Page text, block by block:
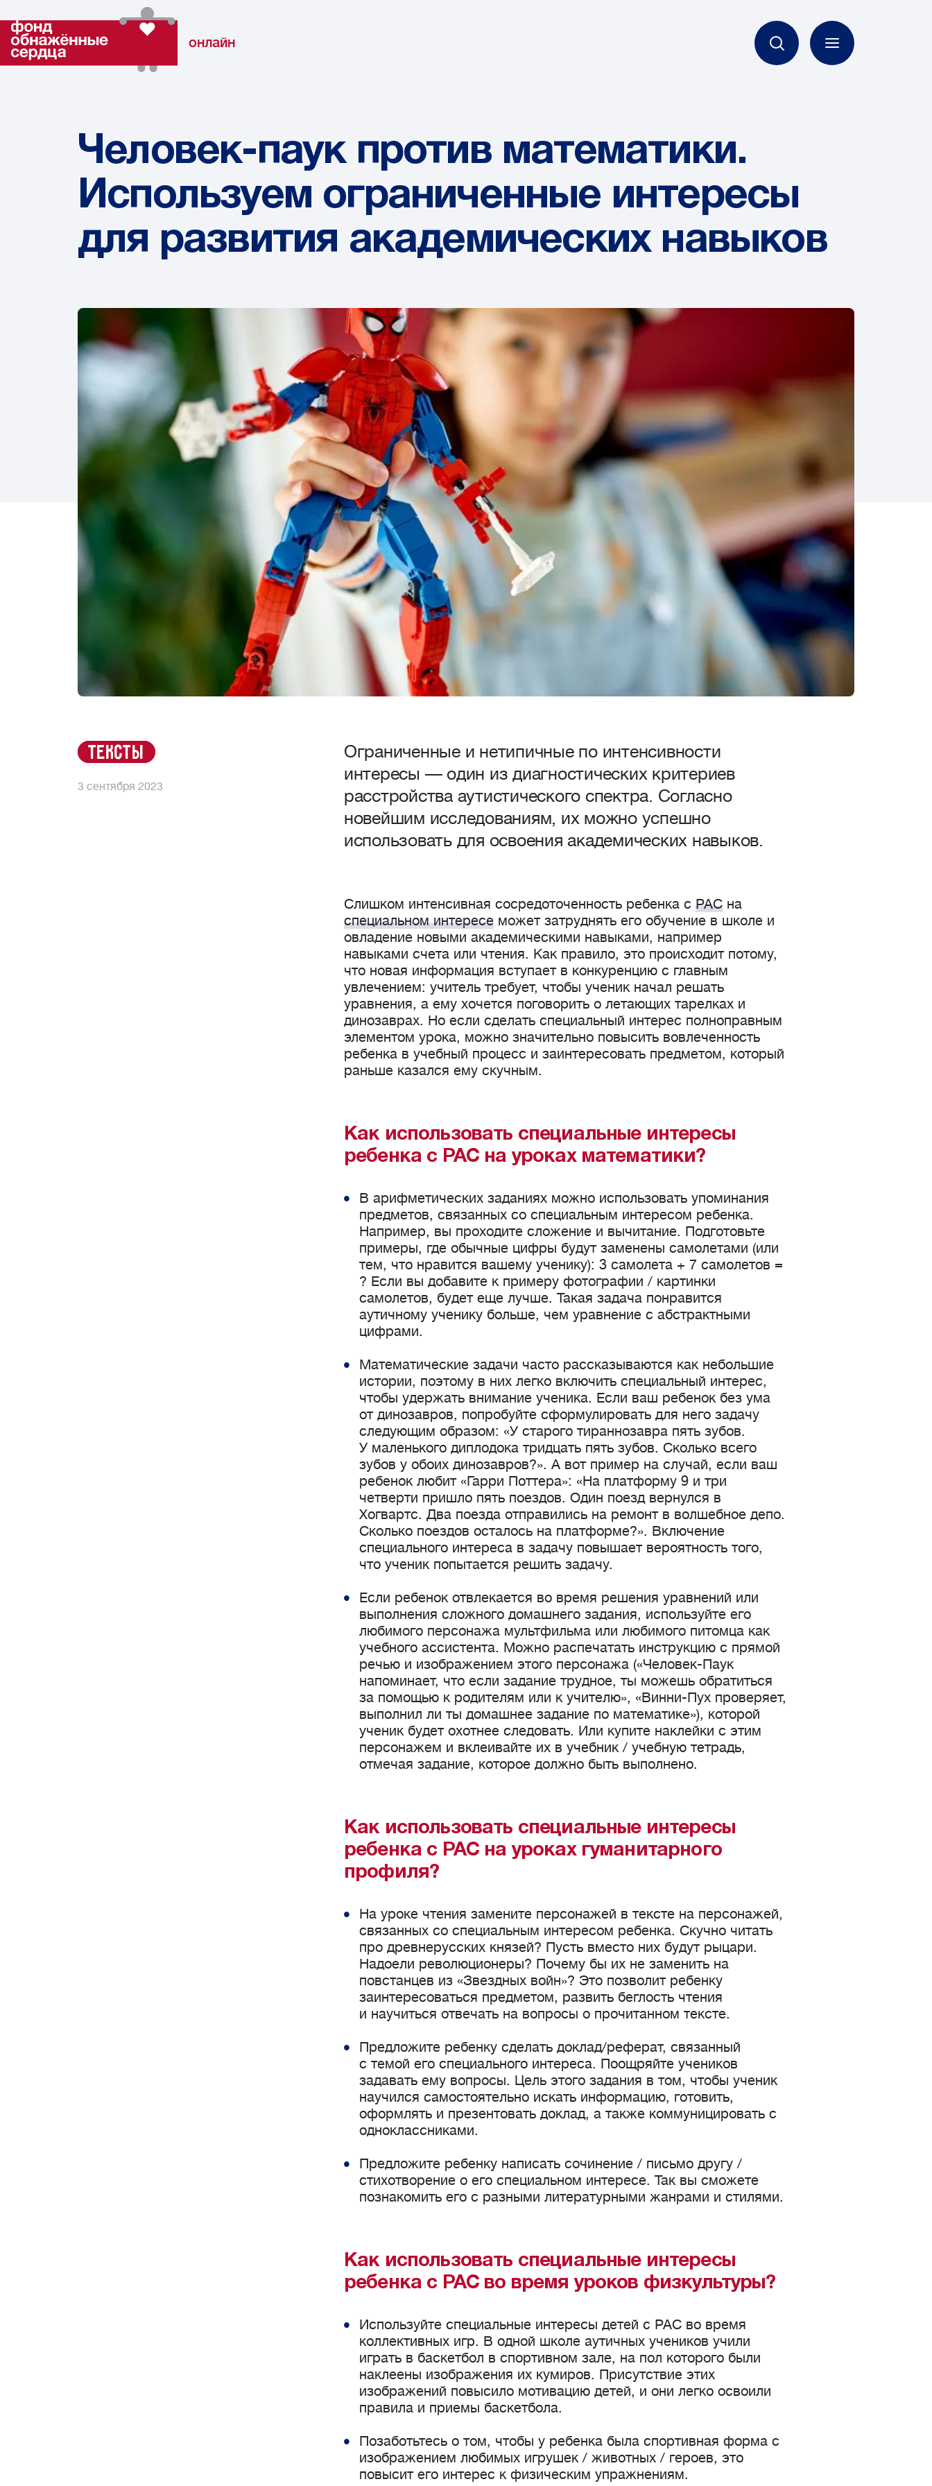
онлайн
Человек-паук против математики.
Используем ограниченные интересы
для развития академических навыков
Тексты
3 сентября 2023
Ограниченные и нетипичные по интенсивности
интересы — один из диагностических критериев
расстройства аутистического спектра. Согласно
новейшим исследованиям, их можно успешно
использовать для освоения академических навыков.
Слишком интенсивная сосредоточенность ребенка с РАС на
специальном интересе может затруднять его обучение в школе и
овладение новыми академическими навыками, например
навыками счета или чтения. Как правило, это происходит потому,
что новая информация вступает в конкуренцию с главным
увлечением: учитель требует, чтобы ученик начал решать
уравнения, а ему хочется поговорить о летающих тарелках и
динозаврах. Но если сделать специальный интерес полноправным
элементом урока, можно значительно повысить вовлеченность
ребенка в учебный процесс и заинтересовать предметом, который
раньше казался ему скучным.
Как использовать специальные интересы
ребенка с РАС на уроках математики?
В арифметических заданиях можно использовать упоминания
предметов, связанных со специальным интересом ребенка.
Например, вы проходите сложение и вычитание. Подготовьте
примеры, где обычные цифры будут заменены самолетами (или
тем, что нравится вашему ученику): 3 самолета + 7 самолетов =
? Если вы добавите к примеру фотографии / картинки
самолетов, будет еще лучше. Такая задача понравится
аутичному ученику больше, чем уравнение с абстрактными
цифрами.
Математические задачи часто рассказываются как небольшие
истории, поэтому в них легко включить специальный интерес,
чтобы удержать внимание ученика. Если ваш ребенок без ума
от динозавров, попробуйте сформулировать для него задачу
следующим образом: «У старого тираннозавра пять зубов.
У маленького диплодока тридцать пять зубов. Сколько всего
зубов у обоих динозавров?». А вот пример на случай, если ваш
ребенок любит «Гарри Поттера»: «На платформу 9 и три
четверти пришло пять поездов. Один поезд вернулся в
Хогвартс. Два поезда отправились на ремонт в волшебное депо.
Сколько поездов осталось на платформе?». Включение
специального интереса в задачу повышает вероятность того,
что ученик попытается решить задачу.
Если ребенок отвлекается во время решения уравнений или
выполнения сложного домашнего задания, используйте его
любимого персонажа мультфильма или любимого питомца как
учебного ассистента. Можно распечатать инструкцию с прямой
речью и изображением этого персонажа («Человек-Паук
напоминает, что если задание трудное, ты можешь обратиться
за помощью к родителям или к учителю», «Винни-Пух проверяет,
выполнил ли ты домашнее задание по математике»), которой
ученик будет охотнее следовать. Или купите наклейки с этим
персонажем и вклеивайте их в учебник / учебную тетрадь,
отмечая задание, которое должно быть выполнено.
Как использовать специальные интересы
ребенка с РАС на уроках гуманитарного
профиля?
На уроке чтения замените персонажей в тексте на персонажей,
связанных со специальным интересом ребенка. Скучно читать
про древнерусских князей? Пусть вместо них будут рыцари.
Надоели революционеры? Почему бы их не заменить на
повстанцев из «Звездных войн»? Это позволит ребенку
заинтересоваться предметом, развить беглость чтения
и научиться отвечать на вопросы о прочитанном тексте.
Предложите ребенку сделать доклад/реферат, связанный
с темой его специального интереса. Поощряйте учеников
задавать ему вопросы. Цель этого задания в том, чтобы ученик
научился самостоятельно искать информацию, готовить,
оформлять и презентовать доклад, а также коммуницировать с
одноклассниками.
Предложите ребенку написать сочинение / письмо другу /
стихотворение о его специальном интересе. Так вы сможете
познакомить его с разными литературными жанрами и стилями.
Как использовать специальные интересы
ребенка с РАС во время уроков физкультуры?
Используйте специальные интересы детей с РАС во время
коллективных игр. В одной школе аутичных учеников учили
играть в баскетбол в спортивном зале, на пол которого были
наклеены изображения их кумиров. Присутствие этих
изображений повысило мотивацию детей, и они легко освоили
правила и приемы баскетбола.
Позаботьтесь о том, чтобы у ребенка была спортивная форма с
изображением любимых игрушек / животных / героев, это
повысит его интерес к физическим упражнениям.